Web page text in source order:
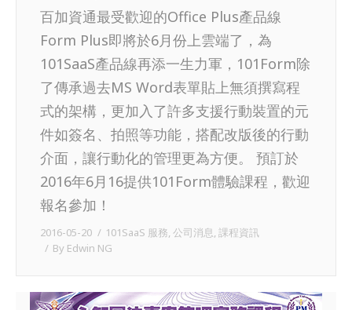
百加資通最受歡迎的Office Plus產品線
Form Plus即將於6月份上雲端了，為
101SaaS產品線再添一生力軍，101Form除
了傳承過去MS Word表單貼上無須撰寫程
式的架構，更加入了許多支援行動裝置的元
件如簽名、拍照等功能，搭配改版後的行動
介面，讓行動化的管理更為方便。 預訂於
2016年6月16提供101Form體驗課程，歡迎
報名參加！
2016-05-20 101SaaS 服務, 公司消息, 課程資訊
By Edwin NG